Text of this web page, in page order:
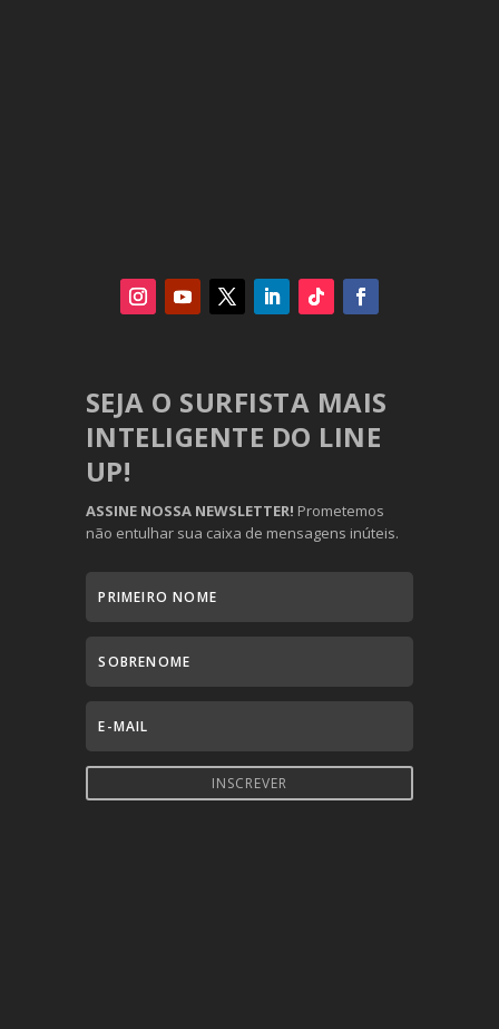
SEJA O SURFISTA MAIS
INTELIGENTE DO LINE
UP!
ASSINE NOSSA NEWSLETTER! Prometemos
não entulhar sua caixa de mensagens inúteis.
INSCREVER